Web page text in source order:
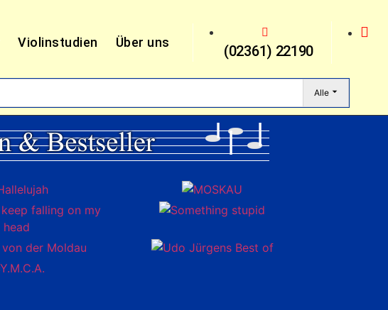
Violinstudien Über uns (02361) 22190
Alle